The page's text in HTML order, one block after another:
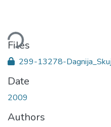
Files
299-13278-
Date
2009
Authors